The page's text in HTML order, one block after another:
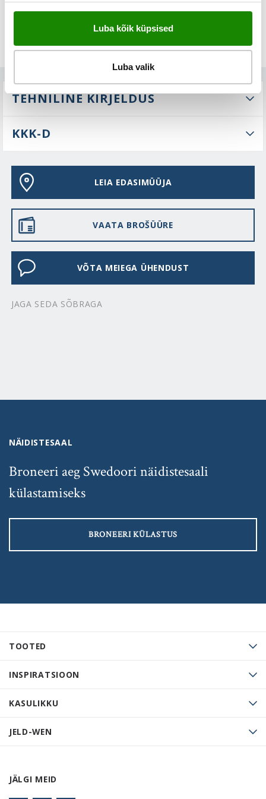
Luba kõik küpsised
Luba valik
TEHNILINE KIRJELDUS
KKK-D
LEIA EDASIMÜÜJA
VAATA BROŠÜÜRE
VÕTA MEIEGA ÜHENDUST
JAGA SEDA SÕBRAGA
TOOTED
INSPIRATSIOON
KASULIKKU
JELD-WEN
JÄLGI MEID
NÄIDISTESAAL
Broneeri aeg Swedoori näidistesaali
külastamiseks
BRONEERI KÜLASTUS